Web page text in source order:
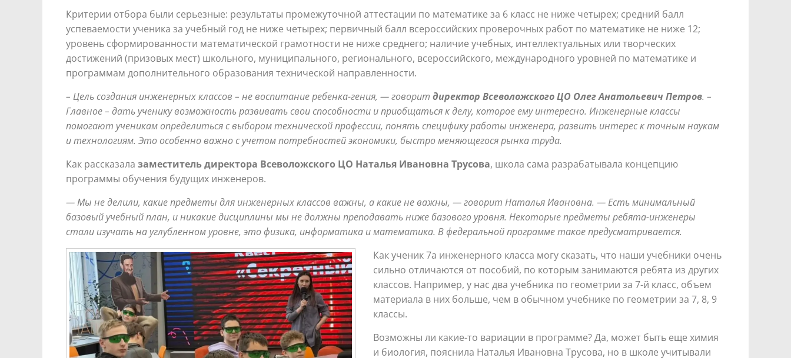
Критерии отбора были серьезные: результаты промежуточной аттестации по математике за 6 класс не ниже четырех; средний балл
успеваемости ученика за учебный год не ниже четырех; первичный балл всероссийских проверочных работ по математике не ниже 12;
уровень сформированности математической грамотности не ниже среднего; наличие учебных, интеллектуальных или творческих
достижений (призовых мест) школьного, муниципального, регионального, всероссийского, международного уровней по математике и
программам дополнительного образования технической направленности.
– Цель создания инженерных классов – не воспитание ребенка-гения, — говорит директор Всеволожского ЦО Олег Анатольевич Петров. –
Главное – дать ученику возможность развивать свои способности и приобщаться к делу, которое ему интересно. Инженерные классы
помогают ученикам определиться с выбором технической профессии, понять специфику работы инженера, развить интерес к точным наукам
и технологиям. Это особенно важно с учетом потребностей экономики, быстро меняющегося рынка труда.
Как рассказала заместитель директора Всеволожского ЦО Наталья Ивановна Трусова, школа сама разрабатывала концепцию
программы обучения будущих инженеров.
— Мы не делили, какие предметы для инженерных классов важны, а какие не важны, — говорит Наталья Ивановна. — Есть минимальный
базовый учебный план, и никакие дисциплины мы не должны преподавать ниже базового уровня. Некоторые предметы ребята-инженеры
стали изучать на углубленном уровне, это физика, информатика и математика. В федеральной программе такое предусматривается.
Как ученик 7а инженерного класса могу сказать, что наши учебники очень
сильно отличаются от пособий, по которым занимаются ребята из других
классов. Например, у нас два учебника по геометрии за 7-й класс, объем
материала в них больше, чем в обычном учебнике по геометрии за 7, 8, 9
классы.
Возможны ли какие-то вариации в программе? Да, может быть еще химия
и биология, пояснила Наталья Ивановна Трусова, но в школе учитывали